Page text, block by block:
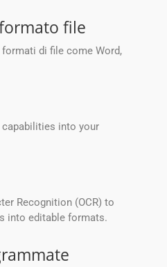
file
di file come Word,
into your
Recognition (OCR) to
into editable formats.